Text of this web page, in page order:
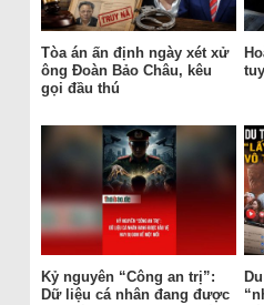
Tòa án ấn định ngày xét xử
ông Đoàn Bảo Châu, kêu
gọi đầu thú
Kỷ nguyên “Công an trị”:
Dữ liệu cá nhân đang được